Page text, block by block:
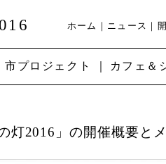
ホーム ニュース
市プロジェクト カフェ＆
灯2016」の開催概要と